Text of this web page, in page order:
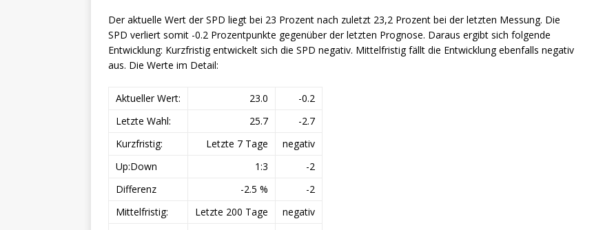
Der aktuelle Wert der SPD liegt bei 23 Prozent nach zuletzt 23,2 Prozent bei der letzten Messung. Die
SPD verliert somit -0.2 Prozentpunkte gegenüber der letzten Prognose. Daraus ergibt sich folgende
Entwicklung: Kurzfristig entwickelt sich die SPD negativ. Mittelfristig fällt die Entwicklung ebenfalls negativ
aus. Die Werte im Detail:
Aktueller Wert: 23.0
-0.2
Letzte Wahl:
25.7
-2.7
Kurzfristig:
Letzte 7 Tage
negativ
Up:Down
1:3
-2
Differenz
-2.5 %
-2
Mittelfristig:
Letzte 200 Tage
negativ